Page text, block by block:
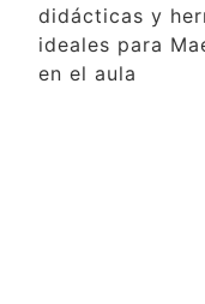
didácticas y
ideales para
en el aula